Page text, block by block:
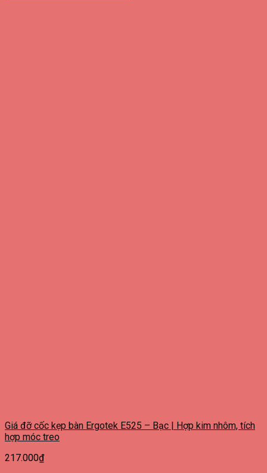
Giá đỡ cốc kẹp bàn Ergotek E525 – Bạc | Hợp kim nhôm, tích
hợp móc treo
217.000₫